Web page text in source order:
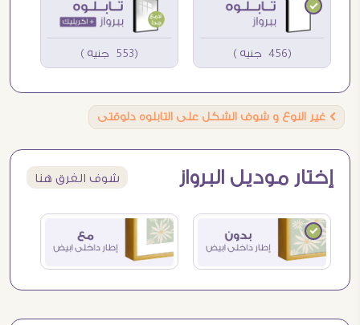
(456 جنيه ) (553 جنيه )
Ö غير النوع و شوف الشكل على التابلوه دلوقتى
إختار موديل البرواز شوف الفرق هنا